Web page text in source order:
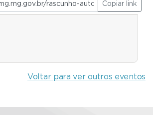
Copiar link
Voltar para ver outros eventos